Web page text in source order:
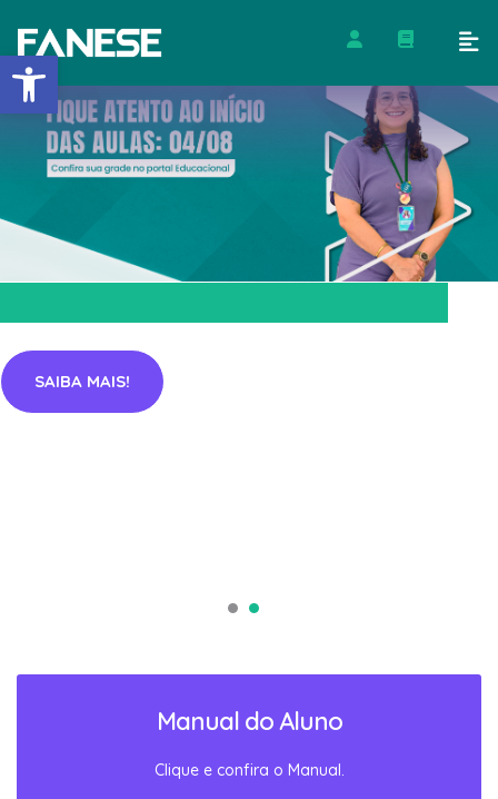
Barra de Ferramentas
SAIBA MAIS!
Manual do Aluno
Clique e confira o Manual.